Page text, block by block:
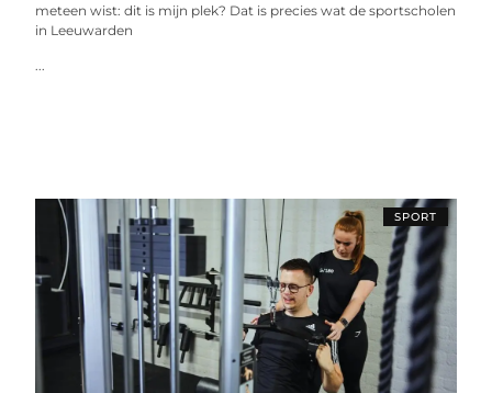
meteen wist: dit is mijn plek? Dat is precies wat de sportscholen
in Leeuwarden
...
SPORT